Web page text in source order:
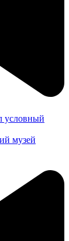
условный
музей